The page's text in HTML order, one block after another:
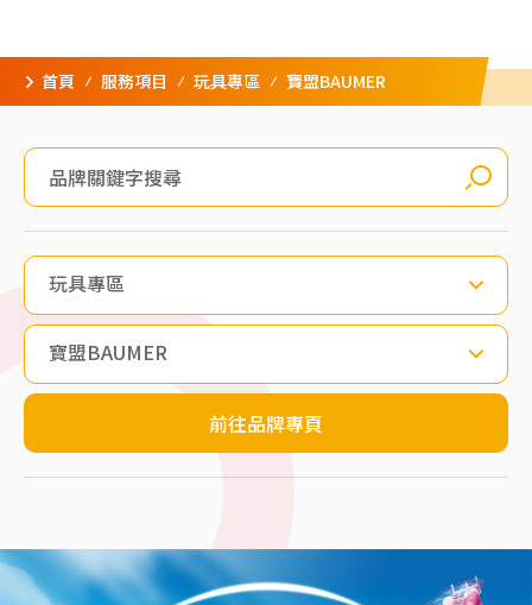
首頁 服務項目 玩具專區 寶盟BAUMER
玩具專區
寶盟BAUMER
前往品牌專頁